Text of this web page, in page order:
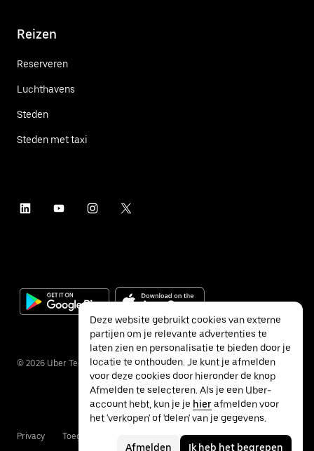
Reizen
Reserveren
Luchthavens
Steden
Steden met taxi
© 2026 Uber Technologies Inc.
Privacy Toegankelijkheid Voorwaarden
Deze website gebruikt cookies van externe
partijen om je relevante advertenties te
laten zien en personalisatie te bieden door je
locatie te onthouden. Je kunt je afmelden
voor deze cookies door hieronder de knop
Afmelden te selecteren. Als je een Uber-
account hebt, kun je je hierafmelden voor
het 'verkopen' of 'delen' van je gegevens.
Afmelden Ik heb het begrepen